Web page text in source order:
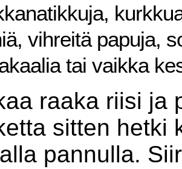
vihreitä papuja,
tai vaikka
raaka riisi ja
sitten hetki
pannulla.